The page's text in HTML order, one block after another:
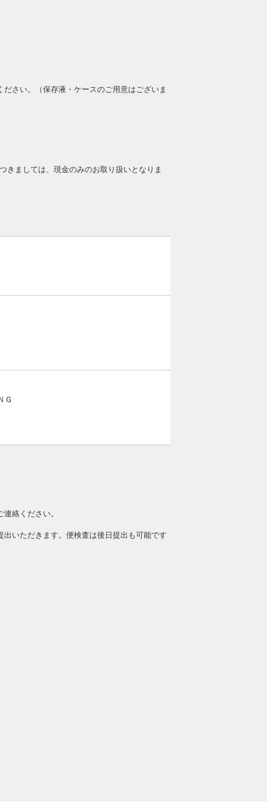
さい。（保存液・ケースのご用意はございま
きましては、現金のみのお取り扱いとなりま
Ｇ
絡ください。
いただきます。便検査は後日提出も可能です